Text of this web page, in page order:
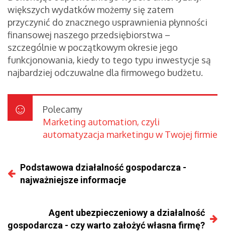
większych wydatków możemy się zatem
przyczynić do znacznego usprawnienia płynności
finansowej naszego przedsiębiorstwa –
szczególnie w początkowym okresie jego
funkcjonowania, kiedy to tego typu inwestycje są
najbardziej odczuwalne dla firmowego budżetu.
Polecamy
Marketing automation, czyli
automatyzacja marketingu w Twojej firmie
Podstawowa działalność gospodarcza -
najważniejsze informacje
Agent ubezpieczeniowy a działalność
gospodarcza - czy warto założyć własna firmę?